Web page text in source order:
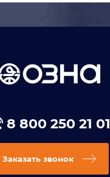
8 800 250 21 01
Заказать звонок